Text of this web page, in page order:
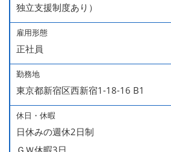
独立支援制度あり）
雇用形態
正社員
勤務地
東京都新宿区西新宿1-18-16 B1
休日・休暇
日休みの週休2日制
ＧＷ休暇3日